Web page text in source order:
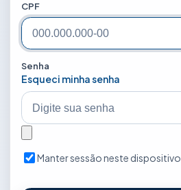
CPF
Senha
Esqueci minha senha
Manter sessão neste dispositivo